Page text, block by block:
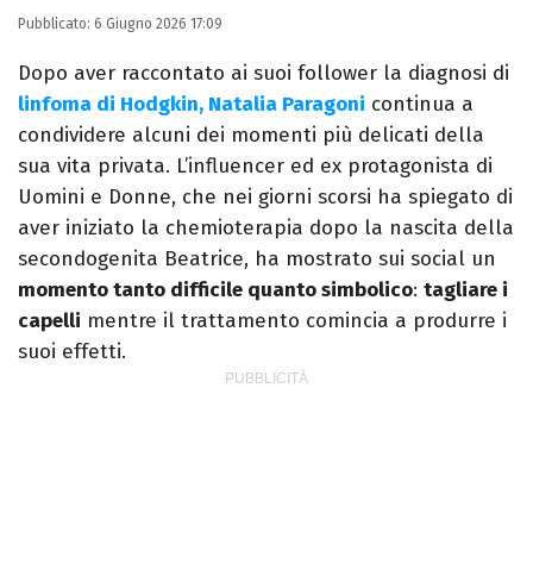
Pubblicato: 6 Giugno 2026 17:09
Dopo aver raccontato ai suoi follower la diagnosi di
linfoma di Hodgkin, Natalia Paragoni continua a
condividere alcuni dei momenti più delicati della
sua vita privata. L’influencer ed ex protagonista di
Uomini e Donne, che nei giorni scorsi ha spiegato di
aver iniziato la chemioterapia dopo la nascita della
secondogenita Beatrice, ha mostrato sui social un
momento tanto difficile quanto simbolico: tagliare i
capelli mentre il trattamento comincia a produrre i
suoi effetti.